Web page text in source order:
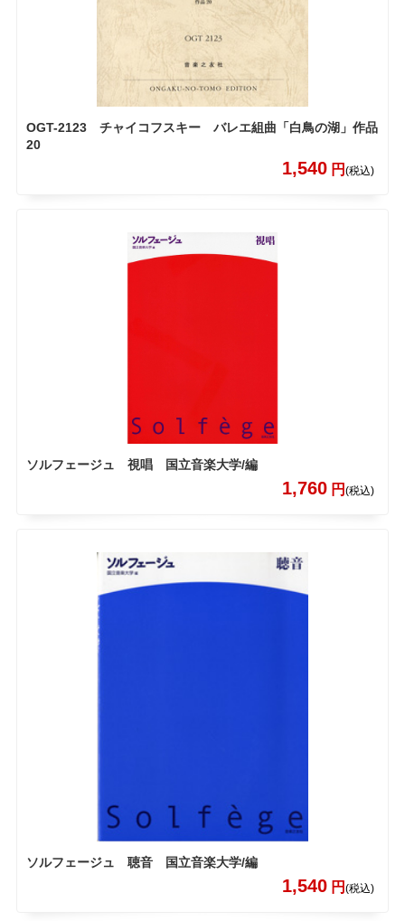
OGT-2123 チャイコフスキー バレエ組曲「白鳥の湖」作品
20
1,540 円(税込)
ソルフェージュ 視唱 国立音楽大学/編
1,760 円(税込)
ソルフェージュ 聴音 国立音楽大学/編
1,540 円(税込)